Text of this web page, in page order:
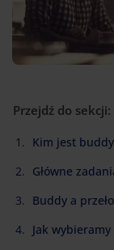
Przejdź do sekcji:
Kim jest
Główne
Buddy a
Jak